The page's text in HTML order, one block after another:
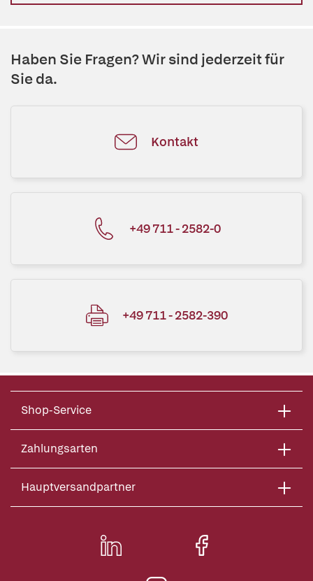
Haben Sie Fragen? Wir sind jederzeit für
Sie da.
Kontakt
+49 711 - 2582-0
+49 711 - 2582-390
Shop-Service
Zahlungsarten
Hauptversandpartner